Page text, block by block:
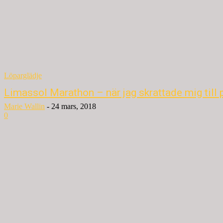
Löparglädje
Limassol Marathon – när jag skrattade mig till
Marie Wallin - 24 mars, 2018
0